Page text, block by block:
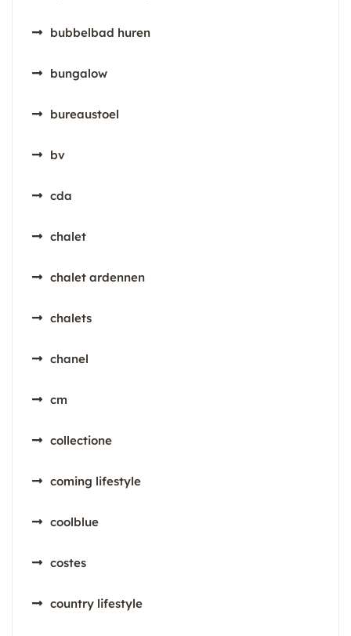
bubbelbad huren
bungalow
bureaustoel
bv
cda
chalet
chalet ardennen
chalets
chanel
cm
collectione
coming lifestyle
coolblue
costes
country lifestyle